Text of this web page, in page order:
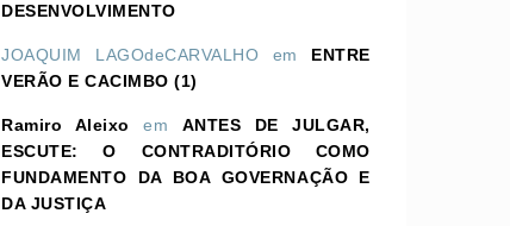
DESENVOLVIMENTO
JOAQUIM LAGOdeCARVALHO em ENTRE
VERÃO E CACIMBO (1)
Ramiro Aleixo em ANTES DE JULGAR,
ESCUTE: O CONTRADITÓRIO COMO
FUNDAMENTO DA BOA GOVERNAÇÃO E
DA JUSTIÇA